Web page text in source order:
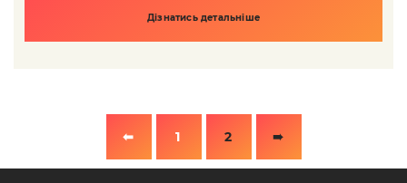
Дізнатись детальніше
⬅ 1 2 ➠